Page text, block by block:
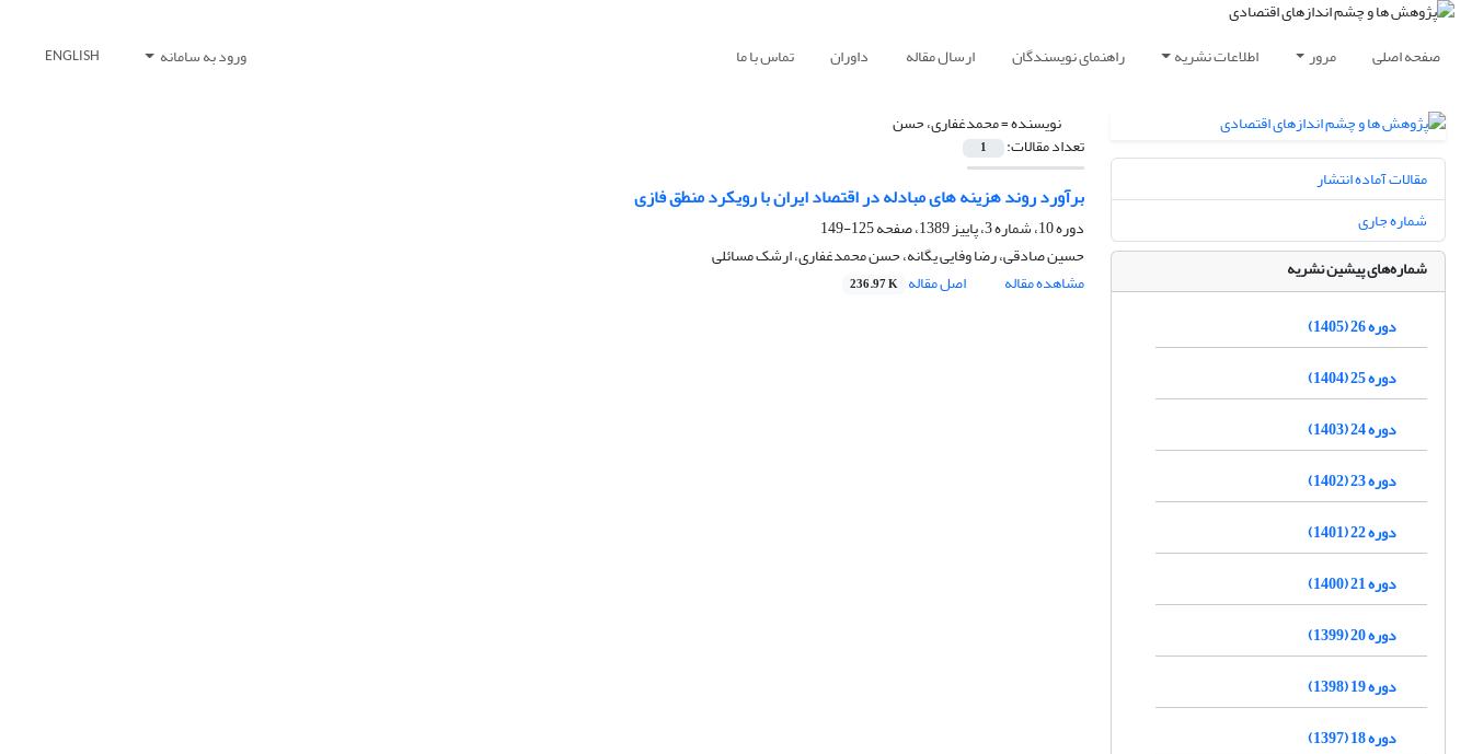
صفحه اصلی مرور اطلاعات نشریه راهنمای نویسندگان ارسال مقاله داوران تماس با ما ورود به سامانه ENGLISH
نویسنده =محمدغفاری، حسن
تعداد مقالات: 1
برآورد روند هزینه های مبادله در اقتصاد ایران با رویکرد منطق فازی
دوره 10، شماره 3، پاییز 1389، صفحه
125-149
حسین صادقی، رضا وفایی یگانه، حسن محمدغفاری، ارشک مسائلی
مشاهده مقاله
اصل مقاله 236.97 K
مقالات آماده انتشار
شماره جاری
شماره‌های پیشین نشریه
دوره 26 (1405)
دوره 25 (1404)
دوره 24 (1403)
دوره 23 (1402)
دوره 22 (1401)
دوره 21 (1400)
دوره 20 (1399)
دوره 19 (1398)
دوره 18 (1397)